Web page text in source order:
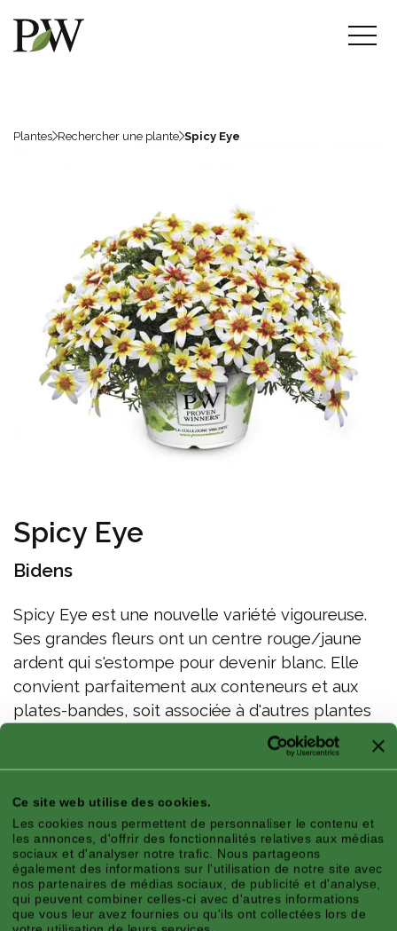
Ce site web utilise des cookies.
Les cookies nous permettent de personnaliser le contenu et
les annonces, d'offrir des fonctionnalités relatives aux médias
sociaux et d'analyser notre trafic. Nous partageons
également des informations sur l'utilisation de notre site avec
nos partenaires de médias sociaux, de publicité et d'analyse,
qui peuvent combiner celles-ci avec d'autres informations
que vous leur avez fournies ou qu'ils ont collectées lors de
Plantes Rechercher une plante Spicy Eye
Spicy Eye
Bidens
Spicy Eye est une nouvelle variété vigoureuse.
Ses grandes fleurs ont un centre rouge/jaune
ardent qui s'estompe pour devenir blanc. Elle
convient parfaitement aux conteneurs et aux
plates-bandes, soit associée à d'autres plantes
d'été, soit seule pour la montrer dans toute sa
splendeur.Hauteur x Étendue/Trail : 35x35 cm
Caractéristiques
Zone Climatique:Montagne, Continental,